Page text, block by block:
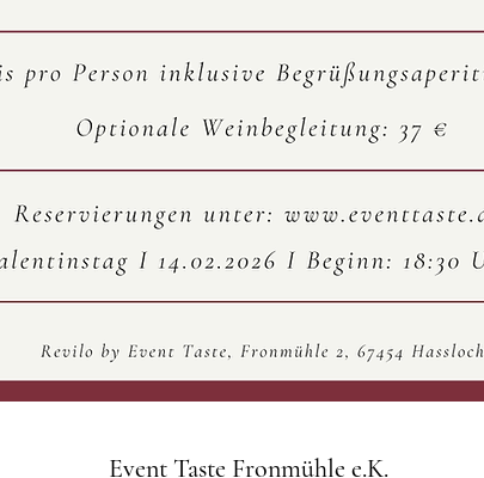
Event Taste Fronmühle e.K.